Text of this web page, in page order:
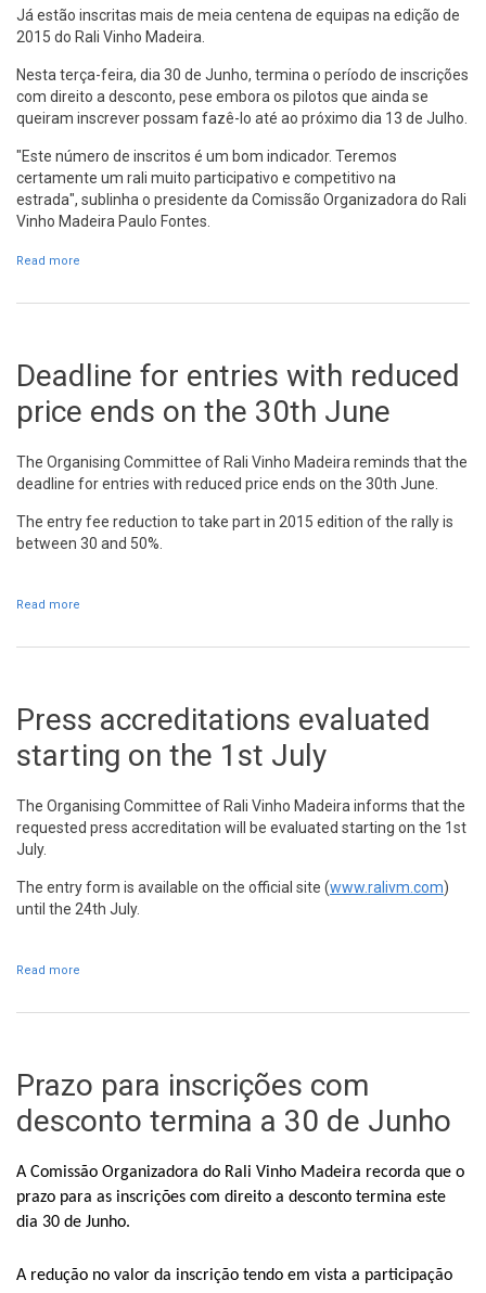
Já estão inscritas mais de meia centena de equipas na edição de
2015 do Rali Vinho Madeira.
Nesta terça-feira, dia 30 de Junho, termina o período de inscrições
com direito a desconto, pese embora os pilotos que ainda se
queiram inscrever possam fazê-lo até ao próximo dia 13 de Julho.
"Este número de inscritos é um bom indicador. Teremos
certamente um rali muito participativo e competitivo na
estrada", sublinha o presidente da Comissão Organizadora do Rali
Vinho Madeira Paulo Fontes.
Read more
Deadline for entries with reduced
price ends on the 30th June
The Organising Committee of Rali Vinho Madeira reminds that the
deadline for entries with reduced price ends on the 30th June.
The entry fee reduction to take part in 2015 edition of the rally is
between 30 and 50%.
Read more
Press accreditations evaluated
starting on the 1st July
The Organising Committee of Rali Vinho Madeira informs that the
requested press accreditation will be evaluated starting on the 1st
July.
The entry form is available on the official site (www.ralivm.com)
until the 24th July.
Read more
Prazo para inscrições com
desconto termina a 30 de Junho
A Comissão Organizadora do Rali Vinho Madeira recorda que o
prazo para as inscrições com direito a desconto termina este
dia 30 de Junho.
A redução no valor da inscrição tendo em vista a participação